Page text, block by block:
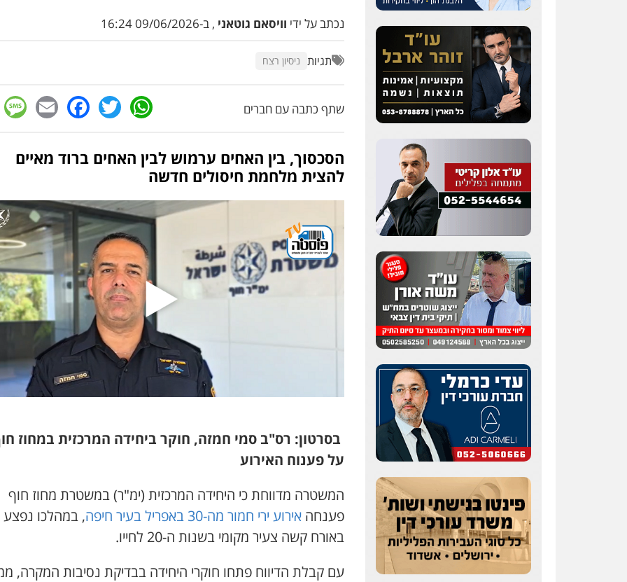
נכתב על ידי וויסאם גוטאני , ב-09/06/2026 16:24
תגיות ניסיון רצח
שתף כתבה עם חברים WhatsApp
Twitter
הסכסוך, בין האחים ערמוש לבין האחים ברוד מאיים
להצית מלחמת חיסולים חדשה
בסרטון: רס"ב סמי חמזה, חוקר ביחידה המרכזית במחוז
על פענוח האירוע
המשטרה מדווחת כי היחידה המרכזית (ימ"ר) במשטרת מחוז חוף
פענחהאירוע ירי חמור מה-30 באפריל בעיר חיפה
, במהלכו נפצע
באורח קשה צעיר מקומי בשנות ה-20 לחייו.
​עם קבלת הדיווח פתחו חוקרי היחידה בבדיקת נסיבות המקרה,